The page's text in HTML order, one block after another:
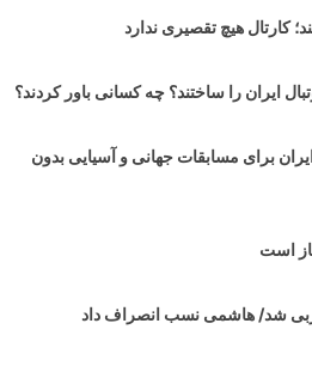
کارتال هیچ تقصیری ندارد
ایران را ساختند؟ چه کسانی باور کردند؟
ایران برای مسابقات جهانی و آسیایی بدون
است
شد/ هاشمی نسب انصراف داد